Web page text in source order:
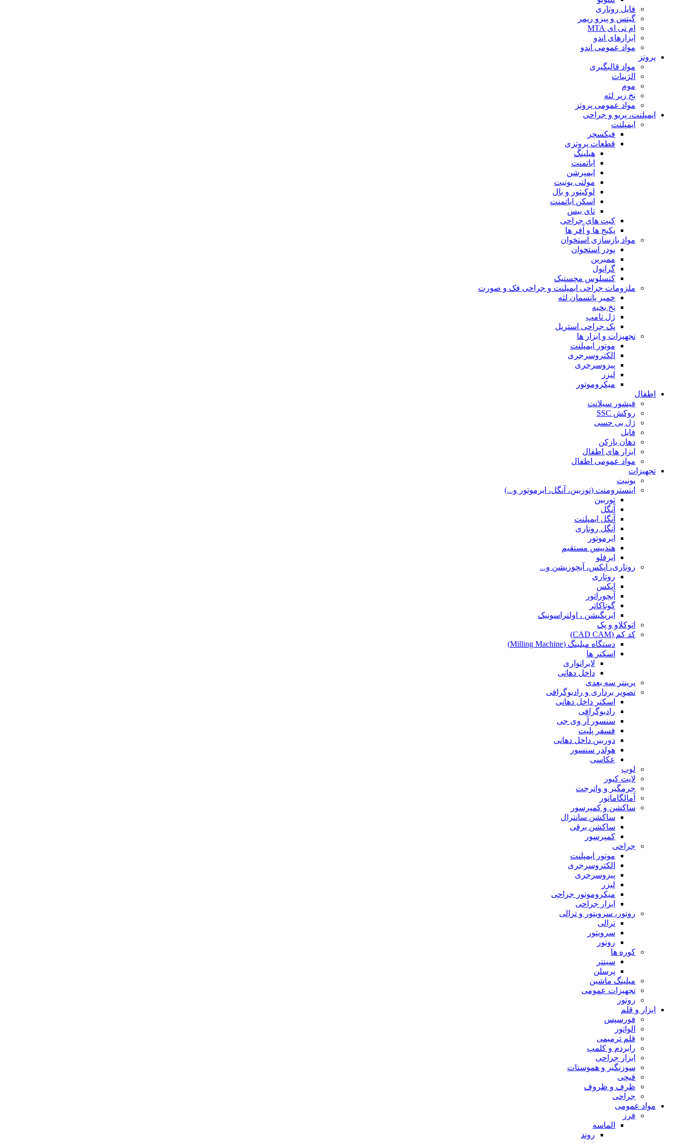
فایل روتاری
گیتس و پیزو ریمر
ام تی ای MTA
ابزارهای اندو
مواد عمومی اندو
پروتز
مواد قالبگیری
الژینات
موم
نخ زیر لثه
مواد عمومی پروتز
ایمپلنت، پریو و جراحی
ایمپلنت
فیکسچر
قطعات پروتزی
هیلینگ
اباتمنت
ایمپرشن
مولتی یونیت
لوکیتور و بال
اسکن اباتمنت
تای بیس
کیت های جراحی
پکیج ها و آفر ها
مواد بازسازی استخوان
پودر استخوان
ممبرین
گرانول
کنسلوس مچستیک
ملزومات جراحی ایمپلنت و جراحی فک و صورت
خمیر پانسمان لثه
نخ بخیه
ژل تامپ
پک جراحی استریل
تجهیزات و ابزار ها
موتور ایمپلنت
الکتروسرجری
پیزوسرجری
لیزر
میکروموتور
اطفال
فیشور سیلانت
روکش SSC
ژل بی حسی
فایل
دهان بازکن
ابزار های اطفال
مواد عمومی اطفال
تجهیزات
یونیت
اینسترومنت (توربین، آنگل، ایرموتور و...)
توربین
آنگل
آنگل ایمپلنت
آنگل روتاری
ایرموتور
هندپیس مستقیم
ایرفلو
روتاری، اپکس، آبچوریشن و...
روتاری
اپکس
آبچوراتور
گوتاکاتر
ایریگیشن ، اولتراسونیک
اتوکلاو و پک
کد کم (CAD CAM)
دستگاه میلینگ (Milling Machine)
اسکنر ها
لابراتواری
داخل دهانی
پرینتر سه بعدی
تصویر برداری و رادیوگرافی
اسکنر داخل دهانی
رادیوگرافی
سنسور آر وی جی
فسفر پلیت
دوربین داخل دهانی
هولدر سنسور
عکاسی
لوپ
لایت کیور
جرمگیر و واترجت
آمالگاماتور
ساکشن و کمپرسور
ساکشن سانترال
ساکشن برقی
کمپرسور
جراحی
موتور ایمپلنت
الکتروسرجری
پیزوسرجری
لیزر
میکروموتور جراحی
ابزار جراحی
روتور، سرویتور و ترالی
ترالی
سرویتور
روتور
کوره ها
سینتر
پرسلن
میلینگ ماشین
تجهیزات عمومی
روتور
ابزار و قلم
فورسپس
الواتور
قلم ترمیمی
رابردم و کلمپ
ابزار جراحی
سوزنگیر و هموستات
قیچی
ظرف و ظروف
جراحی
مواد عمومی
فرز
الماسه
روند